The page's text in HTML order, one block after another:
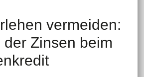
vermeiden:
der Zinsen beim